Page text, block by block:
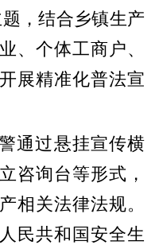
，结合乡镇生产
、个体工商户、
展精准化普法宣
通过悬挂宣传横
咨询台等形式，
相关法律法规。
民共和国安全生